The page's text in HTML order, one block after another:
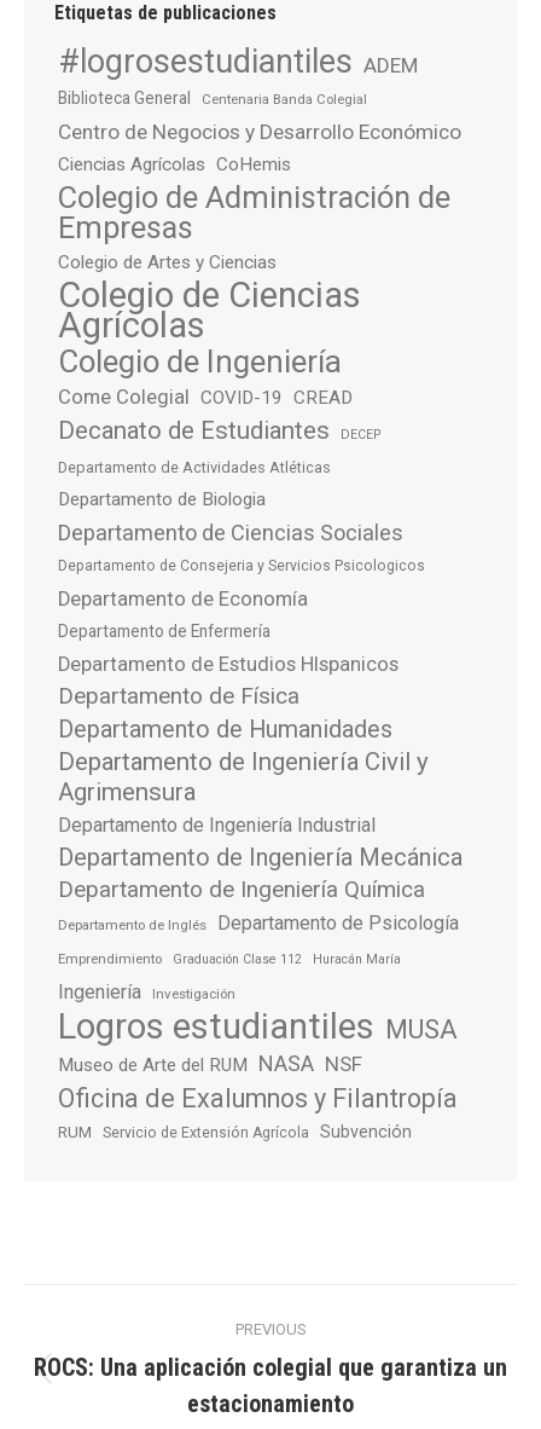
Etiquetas de publicaciones
#logrosestudiantiles ADEM
Biblioteca General Centenaria Banda Colegial
Centro de Negocios y Desarrollo Económico
Ciencias Agrícolas CoHemis
Colegio de Administración de
Empresas
Colegio de Artes y Ciencias
Colegio de Ciencias
Agrícolas
Colegio de Ingeniería
Come Colegial COVID-19 CREAD
Decanato de Estudiantes DECEP
Departamento de Actividades Atléticas
Departamento de Biologia
Departamento de Ciencias Sociales
Departamento de Consejeria y Servicios Psicologicos
Departamento de Economía
Departamento de Enfermería
Departamento de Estudios HIspanicos
Departamento de Física
Departamento de Humanidades
Departamento de Ingeniería Civil y
Agrimensura
Departamento de Ingeniería Industrial
Departamento de Ingeniería Mecánica
Departamento de Ingeniería Química
Departamento de Inglés Departamento de Psicología
Emprendimiento Graduación Clase 112 Huracán María
Ingeniería Investigación
Logros estudiantiles MUSA
Museo de Arte del RUM NASA NSF
Oficina de Exalumnos y Filantropía
RUM Servicio de Extensión Agrícola Subvención
navigation
PREVIOUS
Previous
post:
ROCS: Una aplicación colegial que garantiza un
estacionamiento